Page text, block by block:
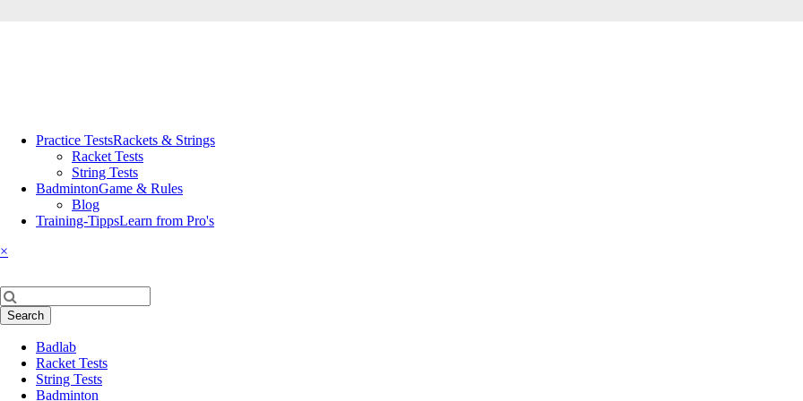
navigationPractice TestsRackets & Strings
Racket Tests
String Tests
BadmintonGame & Rules
Blog
Training-TippsLearn from Pro's
×
Keywords
Search
navigationBadlab
Racket Tests
String Tests
Badminton